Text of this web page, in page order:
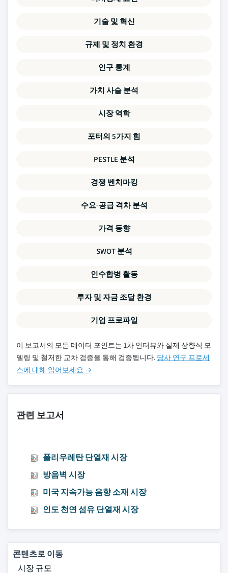
기술 및 혁신
규제 및 정치 환경
인구 통계
가치 사슬 분석
시장 역학
포터의 5가지 힘
PESTLE 분석
경쟁 벤치마킹
수요-공급 격차 분석
가격 동향
SWOT 분석
인수합병 활동
투자 및 자금 조달 환경
기업 프로파일
이 보고서의 모든 데이터 포인트는 1차 인터뷰와 실제 상향식 모
델링 및 철저한 교차 검증을 통해 검증됩니다. 당사 연구 프로세
스에 대해 읽어보세요 →
관련 보고서
폴리우레탄 단열재 시장
방음벽 시장
미국 지속가능 음향 소재 시장
인도 천연 섬유 단열재 시장
콘텐츠로 이동
시장 규모